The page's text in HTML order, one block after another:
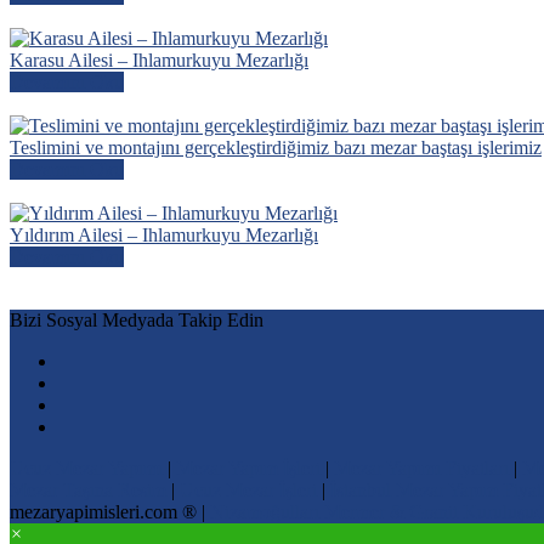
Karasu Ailesi – Ihlamurkuyu Mezarlığı
Teslimini ve montajını gerçekleştirdiğimiz bazı mezar baştaşı işlerimiz
Yıldırım Ailesi – Ihlamurkuyu Mezarlığı
Bizi Sosyal Medyada Takip Edin
| | |
| |
mezaryapimisleri.com ® |
×